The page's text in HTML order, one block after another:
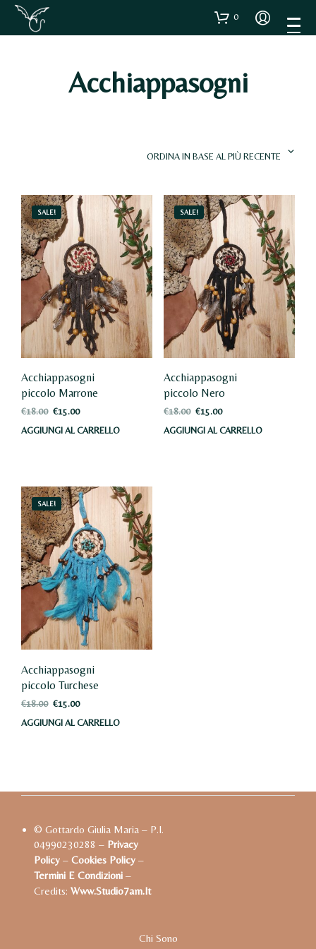
0
Acchiappasogni
ORDINA IN BASE AL PIÙ RECENTE
SALE!
Acchiappasogni
piccolo Marrone
€18.00 Il
prezzo
€15.00Il
prezzo
attuale
AGGIUNGI AL CARRELLO
SALE!
Acchiappasogni
piccolo Nero
€18.00 Il
prezzo
€15.00Il
prezzo
attuale
AGGIUNGI AL CARRELLO
SALE!
Acchiappasogni
piccolo Turchese
€18.00 Il€15.00Il
attuale
AGGIUNGI AL CARRELLO
© Gottardo Giulia Maria – P.I.
04990230288 – Privacy
Policy– Cookies Policy–
Termini E Condizioni–
Credits: Www.studio7am.it
Chi Sono